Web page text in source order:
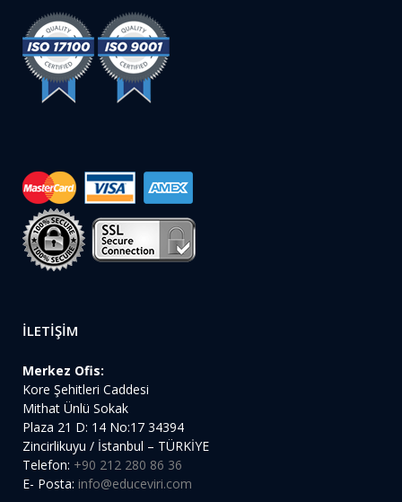
İLETİŞİM
Merkez Ofis:
Kore Şehitleri Caddesi
Mithat Ünlü Sokak
Plaza 21 D: 14 No:17 34394
Zincirlikuyu / İstanbul – TÜRKİYE
Telefon: +90 212 280 86 36
E- Posta: info@educeviri.com